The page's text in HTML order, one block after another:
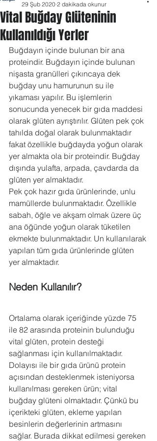
Vital Buğday Glüteninin
Kullanıldığı Yerler
29 Şub 2020 2 dakikada okunur
Buğdayın içinde bulunan bir ana
proteindir. Buğdayın içinde bulunan
nişasta granülleri çıkıncaya dek
buğday unu hamurunun su ile
yıkaması yapılır. Bu işlemlerin
sonucunda yenecek bir gıda maddesi
olarak glüten ayrıştırılır. Glüten pek çok
tahılda doğal olarak bulunmaktadır
fakat özellikle buğdayda yoğun olarak
yer almakta ola bir proteindir. Buğday
dışında yulafta, arpada, çavdarda da
glüten yer almaktadır.
Pek çok hazır gıda ürünlerinde, unlu
mamüllerde bulunmaktadır. Özellikle
sabah, öğle ve akşam olmak üzere üç
ana öğünde yoğun olarak tüketilen
ekmekte bulunmaktadır. Un kullanılarak
yapılan tüm gıda ürünlerinde glüten
yer almaktadır.
Neden Kullanılır?
Ortalama olarak içeriğinde yüzde 75
ile 82 arasında proteinin bulunduğu
vital glüten, protein desteği
sağlanması için kullanılmaktadır.
Dolayısı ile bir gıda ürünü protein
açısından desteklenmek isteniyorsa
kullanılması gereken ürün; vital
buğday glüteni olmaktadır. Çünkü bu
içerikteki glüten, ekleme yapılan
besinlerin değerlerinin artmasını
sağlar. Burada dikkat edilmesi gereken